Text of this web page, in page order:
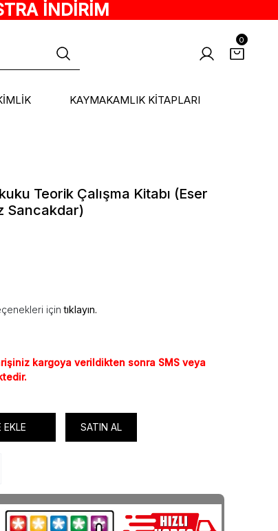
İNDİRİM
0
KAYMAKAMLIK KİTAPLARI
Teorik Çalışma Kitabı (Eser
Sancakdar)
içintıklayın.
kargoya verildikten sonra SMS veya
EKLE SATIN AL